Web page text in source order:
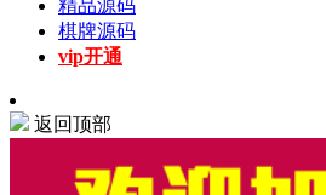
精品源码
棋牌源码
vip开通
返回顶部